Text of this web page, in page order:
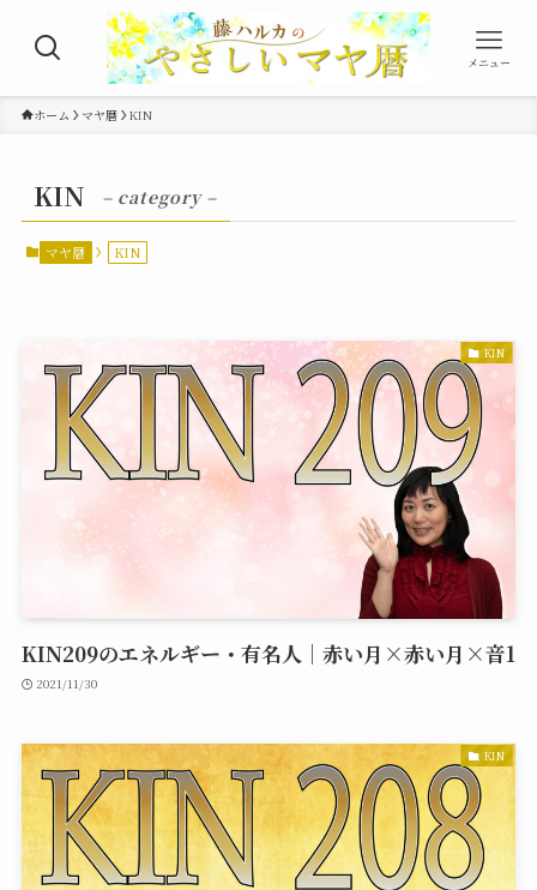
メニュー
ホーム マヤ暦 KIN
KIN – category –
マヤ暦 KIN
KIN
KIN209のエネルギー・有名人｜赤い月×赤い月×音1
2021/11/30
KIN